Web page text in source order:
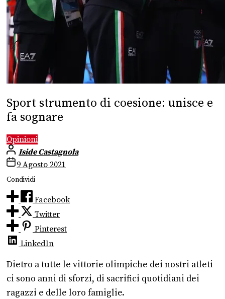
Sport strumento di coesione: unisce e
fa sognare
Opinioni
Iside Castagnola
9 Agosto 2021
Condividi
Facebook
Twitter
Pinterest
LinkedIn
Dietro a tutte le vittorie olimpiche dei nostri atleti
ci sono anni di sforzi, di sacrifici quotidiani dei
ragazzi e delle loro famiglie.